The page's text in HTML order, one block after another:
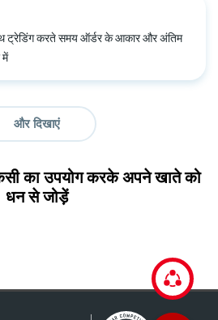
ट्रेडिंग करते समय ऑर्डर के आकार और अंतिम
में
और दिखाएं
का उपयोग करके अपने खाते को
धन से जोड़ें